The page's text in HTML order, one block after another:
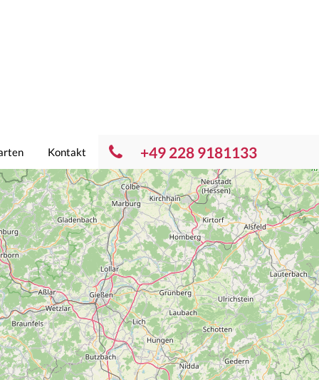
+49 228 9181133
Kontakt